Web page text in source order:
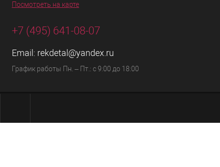
Посмотреть на карте
+7 (495) 641-08-07
Email: rekdetal@yandex.ru
График работы Пн. – Пт.: с 9:00 до 18:00